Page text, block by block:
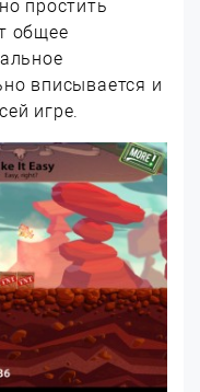
простить
общее
вписывается и
игре.